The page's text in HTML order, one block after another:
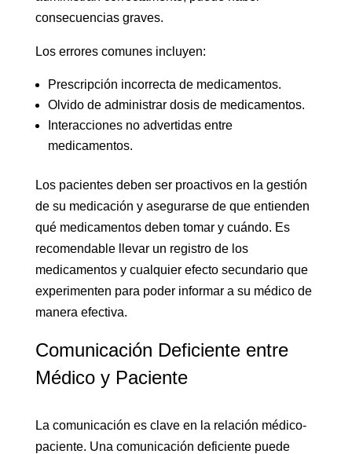
consecuencias graves.
Los errores comunes incluyen:
Prescripción incorrecta de medicamentos.
Olvido de administrar dosis de medicamentos.
Interacciones no advertidas entre
medicamentos.
Los pacientes deben ser proactivos en la gestión
de su medicación y asegurarse de que entienden
qué medicamentos deben tomar y cuándo. Es
recomendable llevar un registro de los
medicamentos y cualquier efecto secundario que
experimenten para poder informar a su médico de
manera efectiva.
Comunicación Deficiente entre
Médico y Paciente
La comunicación es clave en la relación médico-
paciente. Una comunicación deficiente puede